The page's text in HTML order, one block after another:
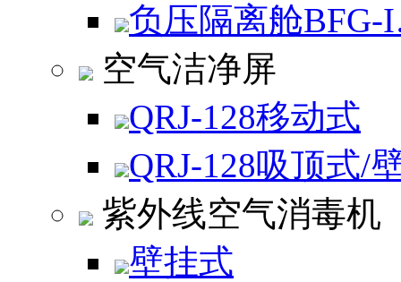
负压隔离舱
空气洁净屏
QRJ-128移动式
QRJ-128吸顶式/
紫外线空气消毒机
壁挂式